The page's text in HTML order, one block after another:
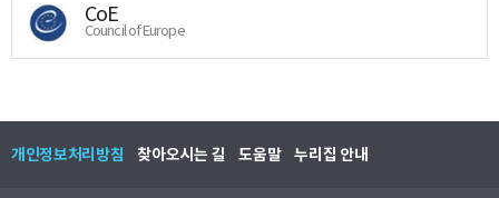
CoE
Council of Europe
개인정보처리방침 찾아오시는 길 도움말 누리집 안내